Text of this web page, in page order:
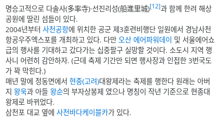
명승고적으로 다솔사(多率寺)·선진리성(船進里城)[12]과 함께 한려 해상
공원에 딸린 섬들이 있다.
2004년부터사천공항에 위치한 공군 제3훈련비행단 일원에서 경남사천
항공우주엑스포를 개최하고 있다. 다만오산 에어파워데이 및 서울에어쇼
급의 행사를 기대하고 갔다가는 십중팔구 실망할 것이다. 소도시 지역 행
사니 어련히 감안하자. (근데 축제 기간만 되면 행사장과 인접한 3번국도
가 꽉 막힌다.)
매년 말에 정동면에서현종(고려)대왕제라는 축제를 행한다 원래는 아버
지왕욱과 아들왕순의 부자상봉제 였으나 명칭이 작년 기준으로 현종대
왕제로 바뀌었다.
삼천포 대교 옆에사천바다케이블카가 있다.